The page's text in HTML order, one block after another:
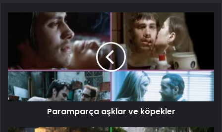
Paramparça aşklar ve köpekler